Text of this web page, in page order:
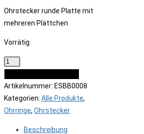
Ohrstecker runde Platte mit
mehreren Plättchen
Vorrätig
Ohrstecker
Platte
mit
mehreren
Artikelnummer: ESBB0008
Kategorien: Alle Produkte,
Ohrringe, Ohrstecker
Beschreibung